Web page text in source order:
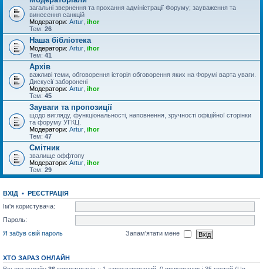
загальні звернення та прохання адміністрації Форуму; зауваження та
винесення санкцій
Модератори: Artur ihor
Тем: 26
Наша бібліотека
Модератори: Artur ihor
Тем: 41
Архів
важливі теми, обговорення історія обговорення яких на Форумі варта уваги.
Дискусії заборонені
Модератори: Artur ihor
Тем: 45
Зауваги та пропозиції
щодо вигляду, функціональності, наповнення, зручності офіційної сторінки
та форуму УГКЦ.
Модератори: Artur ihor
Тем: 47
Смітник
звалище оффтопу
Модератори: Artur ihor
Тем: 29
ВХІД • РЕЄСТРАЦІЯ
Ім'я користувача:
Пароль:
Я забув свій пароль
Запам'ятати мене
ХТО ЗАРАЗ ОНЛАЙН